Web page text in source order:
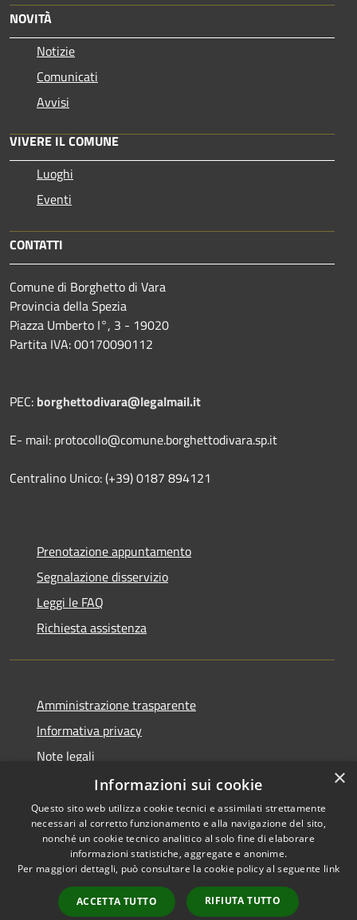
NOVITÀ
Notizie
Comunicati
Avvisi
VIVERE IL COMUNE
Luoghi
Eventi
CONTATTI
Comune di Borghetto di Vara
Provincia della Spezia
Piazza Umberto I°, 3 - 19020
Partita IVA: 00170090112
PEC: borghettodivara@legalmail.it
E- mail: protocollo@comune.borghettodivara.sp.it
Centralino Unico: (+39) 0187 894121
Prenotazione appuntamento
Segnalazione disservizio
Leggi le FAQ
Richiesta assistenza
Amministrazione trasparente
Informativa privacy
Note legali
Dichiarazione di accessibilità
RSS
Copyright © 2026 • Comune di
byMunicipium
Accesso
×
Informazioni sui cookie
Questo sito web utilizza cookie tecnici e assimilati strettamente
necessari al corretto funzionamento e alla navigazione del sito,
nonché un cookie tecnico analitico al solo fine di elaborare
informazioni statistiche, aggregate e anonime.
Per maggiori dettagli, può consultare la cookie policy al seguente link
ACCETTA TUTTO RIFIUTA TUTTO